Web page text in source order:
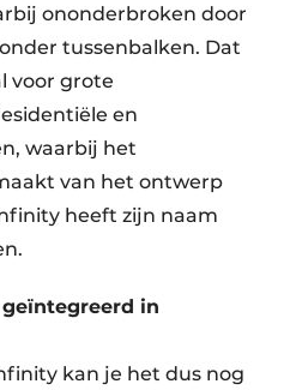
ononderbroken door
tussenbalken. Dat
voor grote
en
waarbij het
van het ontwerp
heeft zijn naam
in
kan je het dus nog